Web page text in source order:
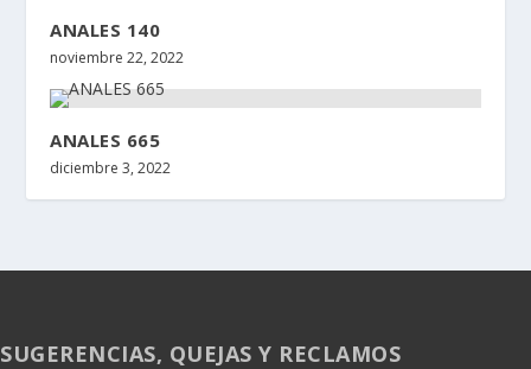
ANALES 140
noviembre 22, 2022
ANALES 665
diciembre 3, 2022
SUGERENCIAS, QUEJAS Y RECLAMOS